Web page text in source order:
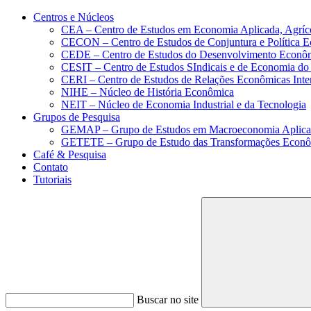
Conteúdo principal Menu principal
Centros e Núcleos
CEA – Centro de Estudos em Economia Aplicada,
CECON – Centro de Estudos de Conjuntura e Política
CEDE – Centro de Estudos do Desenvolvimento
CESIT – Centro de Estudos SIndicais e de Economia
CERI – Centro de Estudos de Relações Econômicas
NIHE – Núcleo de História Econômica
NEIT – Núcleo de Economia Industrial e da Tecnologia
Grupos de Pesquisa
GEMAP – Grupo de Estudos em Macroeconomia
GETETE – Grupo de Estudo das Transformações
Café & Pesquisa
Contato
Tutoriais
Buscar no site